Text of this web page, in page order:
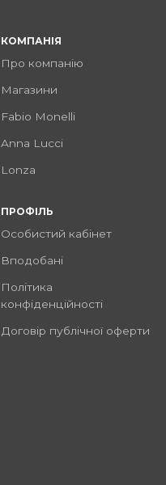
КОМПАНІЯ
Про компанію
Магазини
Fabio Monelli
Anna Lucci
Lonza
ПРОФІЛЬ
Особистий кабінет
Вподобані
Політика
конфіденційності
Договір публічної оферти